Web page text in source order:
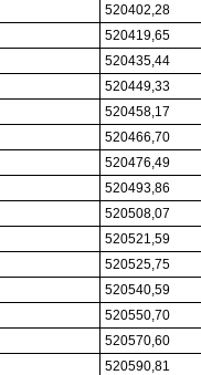
520402,28
520419,65
520435,44
520449,33
520458,17
520466,70
520476,49
520493,86
520508,07
520521,59
520525,75
520540,59
520550,70
520570,60
520590,81